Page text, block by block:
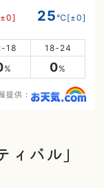
25℃[±0]
18 18-24
% 0%
提供：
バル」